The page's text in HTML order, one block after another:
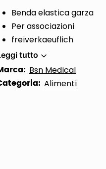
Benda elastica garza
Per associazioni
freiverkaeuflich
tutto
Bsn Medical
Alimenti